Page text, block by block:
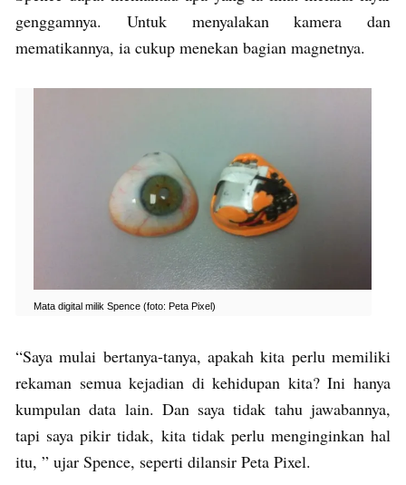
genggamnya. Untuk menyalakan kamera dan
mematikannya, ia cukup menekan bagian magnetnya.
Mata digital milik Spence (foto: Peta Pixel)
“Saya mulai bertanya-tanya, apakah kita perlu memiliki
rekaman semua kejadian di kehidupan kita? Ini hanya
kumpulan data lain. Dan saya tidak tahu jawabannya,
tapi saya pikir tidak, kita tidak perlu menginginkan hal
itu, ” ujar Spence, seperti dilansir Peta Pixel.